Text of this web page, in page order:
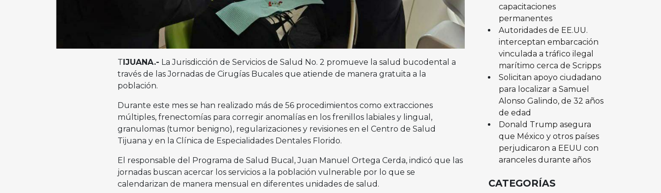
T IJUANA.- La Jurisdicción de Servicios de Salud No. 2 promueve la salud bucodental a
través de las Jornadas de Cirugías Bucales que atiende de manera gratuita a la
población.
Durante este mes se han realizado más de 56 procedimientos como extracciones
múltiples, frenectomías para corregir anomalías en los frenillos labiales y lingual,
granulomas (tumor benigno), regularizaciones y revisiones en el Centro de Salud
Tijuana y en la Clínica de Especialidades Dentales Florido.
El responsable del Programa de Salud Bucal, Juan Manuel Ortega Cerda, indicó que las
jornadas buscan acercar los servicios a la población vulnerable por lo que se
calendarizan de manera mensual en diferentes unidades de salud.
capacitaciones
permanentes
Autoridades de EE.UU.
interceptan embarcación
vinculada a tráfico ilegal
marítimo cerca de Scripps
Solicitan apoyo ciudadano
para localizar a Samuel
Alonso Galindo, de 32 años
de edad
Donald Trump asegura
que México y otros países
perjudicaron a EEUU con
aranceles durante años
CATEGORÍAS